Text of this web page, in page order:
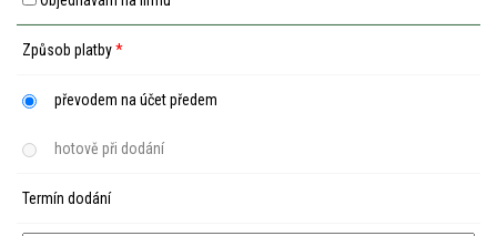
Způsob platby*
převodem na účet předem
hotově při dodání
Termín dodání